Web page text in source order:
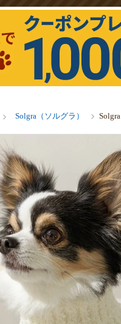
Solgra（ソルグラ）